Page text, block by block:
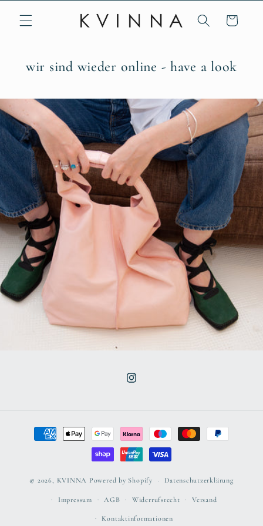
Direkt
zum
Inhalt
Warenkorb
wir sind wieder online - have a look
Instagram
Zahlungsmethoden
© 2026, KVINNA Powered by Shopify Datenschutzerklärung
Impressum AGB Widerrufsrecht Versand
Kontaktinformationen